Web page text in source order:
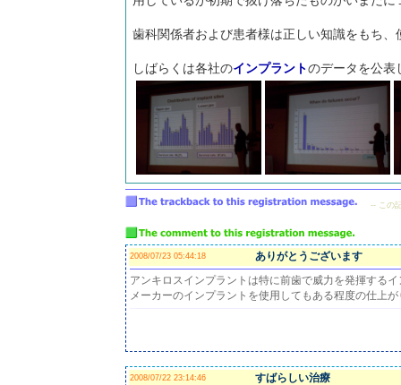
歯科関係者および患者様は正しい知識をもち、
しばらくは各社のインプラントのデータを公表
-- この
2008/07/23 05:44:18
ありがとうございます
アンキロスインプラントは特に前歯で威力を発揮する
メーカーのインプラントを使用してもある程度の仕上
2008/07/22 23:14:46
すばらしい治療